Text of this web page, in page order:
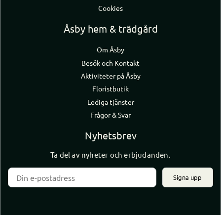
Cookies
Åsby hem & trädgård
Om Åsby
Besök och Kontakt
Aktiviteter på Åsby
Floristbutik
Lediga tjänster
Frågor & Svar
Nyhetsbrev
Ta del av nyheter och erbjudanden.
Signa upp